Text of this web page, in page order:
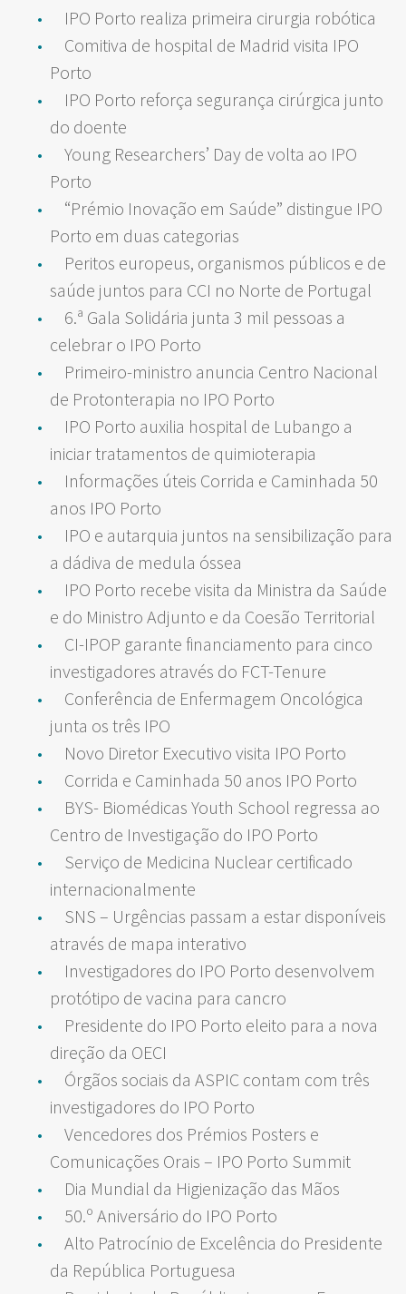
IPO Porto realiza primeira cirurgia robótica
Comitiva de hospital de Madrid visita IPO
Porto
IPO Porto reforça segurança cirúrgica junto
do doente
Young Researchers’ Day de volta ao IPO
Porto
“Prémio Inovação em Saúde” distingue IPO
Porto em duas categorias
Peritos europeus, organismos públicos e de
saúde juntos para CCI no Norte de Portugal
6.ª Gala Solidária junta 3 mil pessoas a
celebrar o IPO Porto
Primeiro-ministro anuncia Centro Nacional
de Protonterapia no IPO Porto
IPO Porto auxilia hospital de Lubango a
iniciar tratamentos de quimioterapia
Informações úteis Corrida e Caminhada 50
anos IPO Porto
IPO e autarquia juntos na sensibilização para
a dádiva de medula óssea
IPO Porto recebe visita da Ministra da Saúde
e do Ministro Adjunto e da Coesão Territorial
CI-IPOP garante financiamento para cinco
investigadores através do FCT-Tenure
Conferência de Enfermagem Oncológica
junta os três IPO
Novo Diretor Executivo visita IPO Porto
Corrida e Caminhada 50 anos IPO Porto
BYS- Biomédicas Youth School regressa ao
Centro de Investigação do IPO Porto
Serviço de Medicina Nuclear certificado
internacionalmente
SNS – Urgências passam a estar disponíveis
através de mapa interativo
Investigadores do IPO Porto desenvolvem
protótipo de vacina para cancro
Presidente do IPO Porto eleito para a nova
direção da OECI
Órgãos sociais da ASPIC contam com três
investigadores do IPO Porto
Vencedores dos Prémios Posters e
Comunicações Orais – IPO Porto Summit
Dia Mundial da Higienização das Mãos
50.º Aniversário do IPO Porto
Alto Patrocínio de Excelência do Presidente
da República Portuguesa